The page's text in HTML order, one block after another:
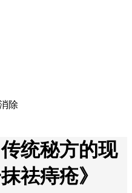
除
统秘方的现
祛痔疮》